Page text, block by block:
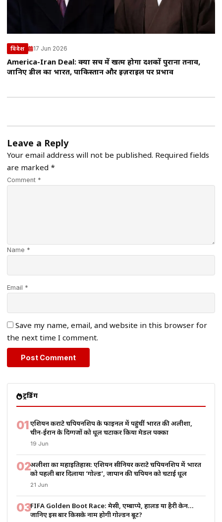
विदेश 17 Jun 2026
America-Iran Deal: क्या सच में खत्म होगा दशकों पुराना तनाव,
जानिए डील का भारत, पाकिस्तान और इज़राइल पर प्रभाव
Leave a Reply
Your email address will not be published. Required fields
are marked *
Comment *
Name *
Email *
Save my name, email, and website in this browser for
the next time I comment.
ट्रेंडिंग
01एशियन कराटे चैंपियनशिप के फाइनल में पहुंचीं भारत की अलीशा,
चीन-ईरान के दिग्गजों को धूल चटाकर किया मेडल पक्का
19 Jun
02अलीशा का महाइतिहास: एशियन सीनियर कराटे चैंपियनशिप में भारत
को पहली बार दिलाया ‘गोल्ड’, जापान की चैंपियन को चटाई धूल
21 Jun
03FIFA Golden Boot Race: मेसी, एम्बाप्पे, हालैंड या हैरी केन…
जानिए इस बार किसके नाम होगी गोल्डन बूट?